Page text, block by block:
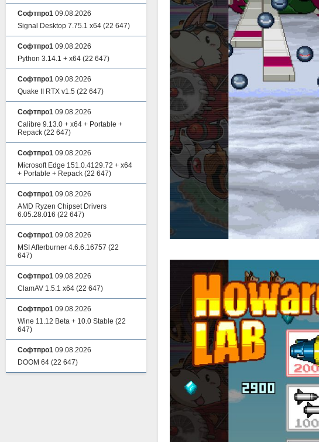
Софтпро1 09.08.2026
Signal Desktop 7.75.1 x64 (22 647)
Софтпро1 09.08.2026
Python 3.14.1 + x64 (22 647)
Софтпро1 09.08.2026
Quake II RTX v1.5 (22 647)
Софтпро1 09.08.2026
Calibre 9.13.0 + x64 + Portable +
Repack (22 647)
Софтпро1 09.08.2026
Microsoft Edge 151.0.4129.72 + x64
+ Portable + Repack (22 647)
Софтпро1 09.08.2026
AMD Ryzen Chipset Drivers
6.05.28.016 (22 647)
Софтпро1 09.08.2026
MSI Afterburner 4.6.6.16757 (22
647)
Софтпро1 09.08.2026
ClamAV 1.5.1 x64 (22 647)
Софтпро1 09.08.2026
Wine 11.12 Beta + 10.0 Stable (22
647)
Софтпро1 09.08.2026
DOOM 64 (22 647)